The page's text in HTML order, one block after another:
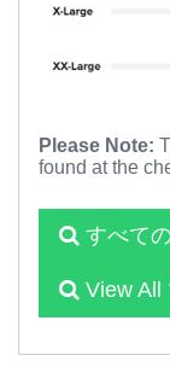
Please Note:
found at the
すべて
View All